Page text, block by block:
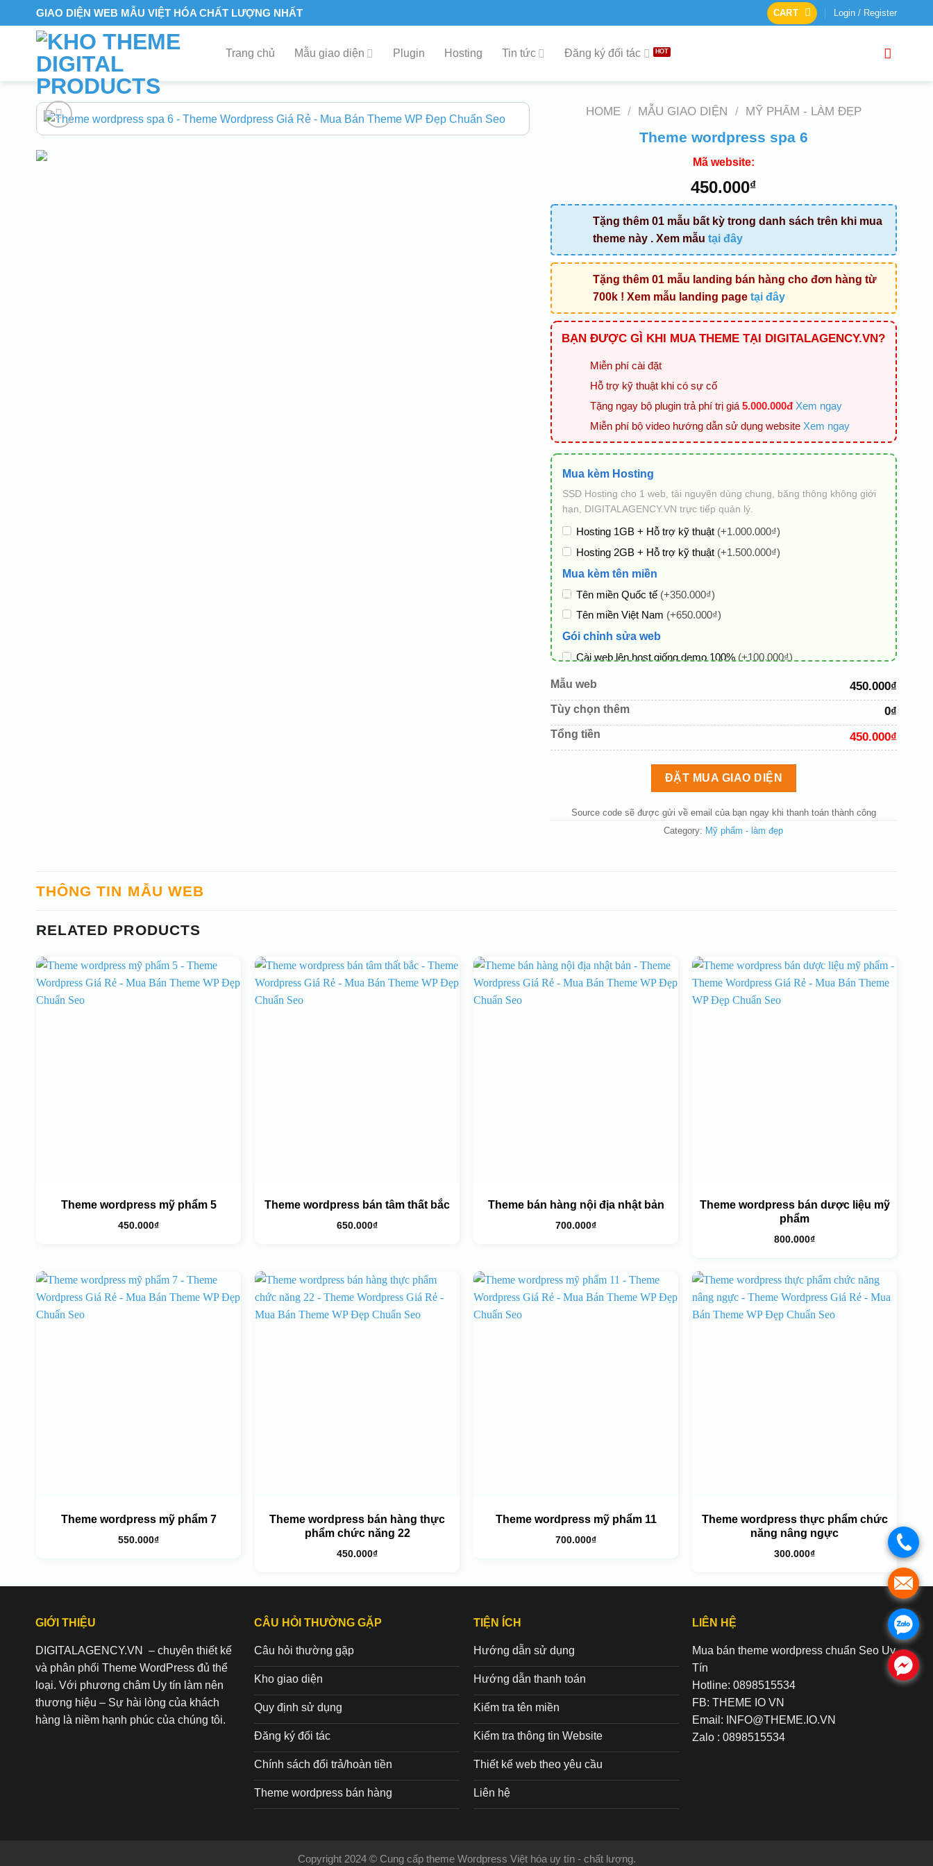
to
GIAO DIỆN WEB MẪU VIỆT HÓA CHẤT LƯỢNG NHẤT CART Login / Register
Trang chủ Mẫu giao diện Plugin Hosting Tin tức Đăng ký đối tác
HOME / MẪU GIAO DIỆN / MỸ PHẨM - LÀM ĐẸP
Theme wordpress spa 6
Mã website:
450.000₫
Tặng thêm 01 mẫu bất kỳ trong danh sách trên khi mua
theme này . Xem mẫu tại đây
Tặng thêm 01 mẫu landing bán hàng cho đơn hàng từ
700k ! Xem mẫu landing page tại đây
BẠN ĐƯỢC GÌ KHI MUA THEME TẠI DIGITALAGENCY.VN?
Miễn phí cài đặt
Hỗ trợ kỹ thuật khi có sự cố
Tặng ngay bộ plugin trả phí trị giá 5.000.000đ Xem ngay
Miễn phí bộ video hướng dẫn sử dụng website Xem ngay
Mua kèm Hosting
SSD Hosting cho 1 web, tài nguyên dùng chung, băng thông không giới
hạn, DIGITALAGENCY.VN trực tiếp quản lý.
Hosting 1GB + Hỗ trợ kỹ thuật (+1.000.000₫)
Hosting 2GB + Hỗ trợ kỹ thuật (+1.500.000₫)
Mua kèm tên miền
Tên miền Quốc tế (+350.000₫)
Tên miền Việt Nam (+650.000₫)
Gói chỉnh sửa web
Cài web lên host giống demo 100% (+100.000₫)
Thay logo + thông tin doanh nghiệp
Đổi màu chủ đạo theo tông của logo(+200.000₫)
Sửa danh mục và sắp xếp lại đề mục menu cho chuẩn
Thay đổi bố cục trang chủ (đơn giản)
Mẫu web 450.000₫
Tùy chọn thêm 0₫
Tổng tiền 450.000₫
ĐẶT MUA GIAO DIỆN
Source code sẽ được gửi về email của bạn ngay khi thanh toán thành công
Category: Mỹ phẩm - làm đẹp
THÔNG TIN MẪU WEB
RELATED PRODUCTS
Theme wordpress mỹ phẩm 5
450.000₫
Theme wordpress bán tâm thất bắc
650.000₫
Theme bán hàng nội địa nhật bản
700.000₫
Theme wordpress bán dược liệu mỹ
phẩm
800.000₫
Theme wordpress mỹ phẩm 7
550.000₫
Theme wordpress bán hàng thực
phẩm chức năng 22
450.000₫
Theme wordpress mỹ phẩm 11
700.000₫
Theme wordpress thực phẩm chức
năng nâng ngực
300.000₫
GIỚI THIỆU
DIGITALAGENCY.VN – chuyên thiết kế
và phân phối Theme WordPress đủ thể
loại. Với phương châm Uy tín làm nên
thương hiệu – Sự hài lòng của khách
hàng là niềm hạnh phúc của chúng tôi.
CÂU HỎI THƯỜNG GẶP
Câu hỏi thường gặp
Kho giao diện
Quy định sử dụng
Đăng ký đối tác
Chính sách đổi trả/hoàn tiền
Theme wordpress bán hàng
TIỆN ÍCH
Hướng dẫn sử dụng
Hướng dẫn thanh toán
Kiểm tra tên miền
Kiểm tra thông tin Website
Thiết kế web theo yêu cầu
Liên hệ
LIÊN HỆ
Mua bán theme wordpress chuẩn Seo Uy
Tín
Hotline: 0898515534
FB: THEME IO VN
Email: INFO@THEME.IO.VN
Zalo : 0898515534
Copyright 2024 © Cung cấp theme Wordpress Việt hóa uy tín - chất lượng.
.
.
.
.